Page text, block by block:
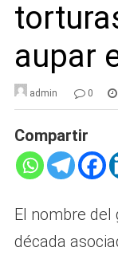
aupar
admin 0
Compartir
El nombre del
década